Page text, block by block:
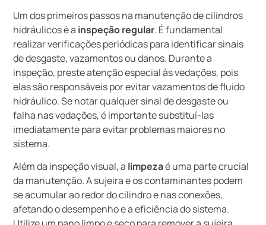
Um dos primeiros passos na manutenção de cilindros
hidráulicos é a inspeção regular. É fundamental
realizar verificações periódicas para identificar sinais
de desgaste, vazamentos ou danos. Durante a
inspeção, preste atenção especial às vedações, pois
elas são responsáveis por evitar vazamentos de fluido
hidráulico. Se notar qualquer sinal de desgaste ou
falha nas vedações, é importante substituí-las
imediatamente para evitar problemas maiores no
sistema.
Além da inspeção visual, a limpezaé uma parte crucial
da manutenção. A sujeira e os contaminantes podem
se acumular ao redor do cilindro e nas conexões,
afetando o desempenho e a eficiência do sistema.